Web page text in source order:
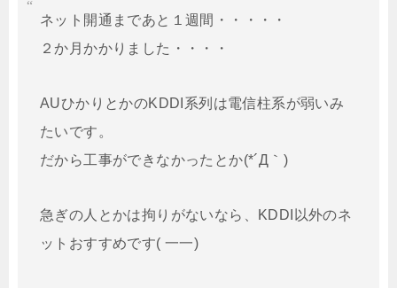
ネット開通まであと１週間・・・・・
２か月かかりました・・・・
AUひかりとかのKDDI系列は電信柱系が弱いみ
たいです。
だから工事ができなかったとか(*´Д｀)
急ぎの人とかは拘りがないなら、KDDI以外のネ
ットおすすめです( 一一)